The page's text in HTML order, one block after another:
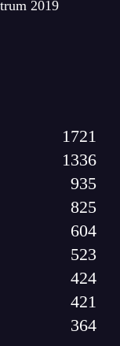
2019
1721
1336
935
825
604
523
424
421
364